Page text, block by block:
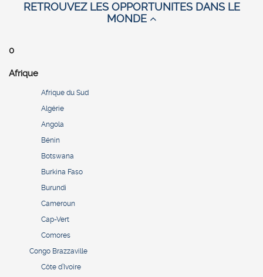
RETROUVEZ LES OPPORTUNITES DANS LE
MONDE
0
Afrique
Afrique du Sud
Algérie
Angola
Bénin
Botswana
Burkina Faso
Burundi
Cameroun
Cap-Vert
Comores
Congo Brazzaville
Côte d’Ivoire